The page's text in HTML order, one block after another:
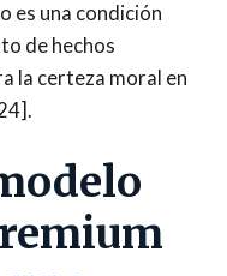
es una condición
de hechos
la certeza moral en